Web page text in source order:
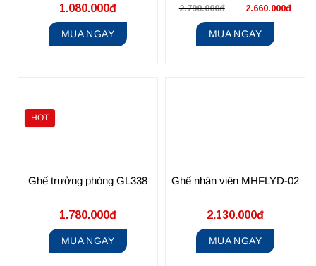
1.080.000đ
MUA NGAY
2.790.000đ 2.660.000đ
MUA NGAY
HOT
Ghế trưởng phòng GL338
1.780.000đ
MUA NGAY
Ghế nhân viên MHFLYD-02
2.130.000đ
MUA NGAY